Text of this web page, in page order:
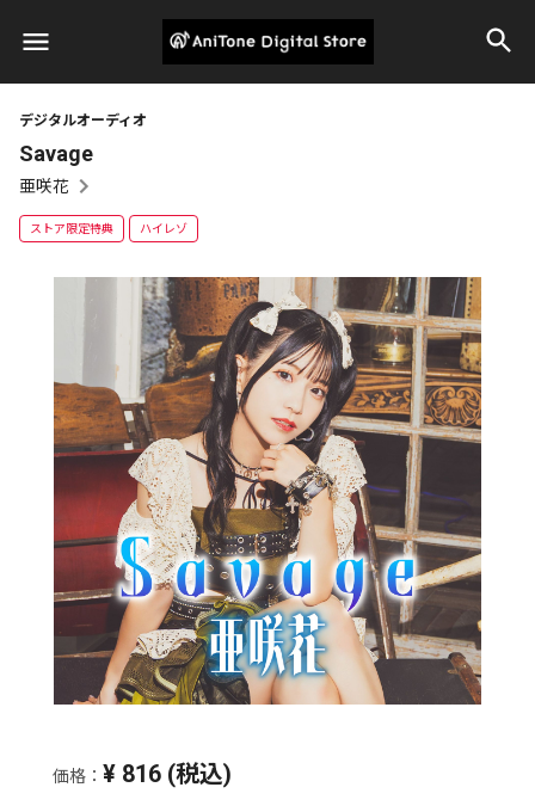
デジタルオーディオ
Savage
亜咲花
ストア限定特典 ハイレゾ
価格： ¥ 816 (税込)